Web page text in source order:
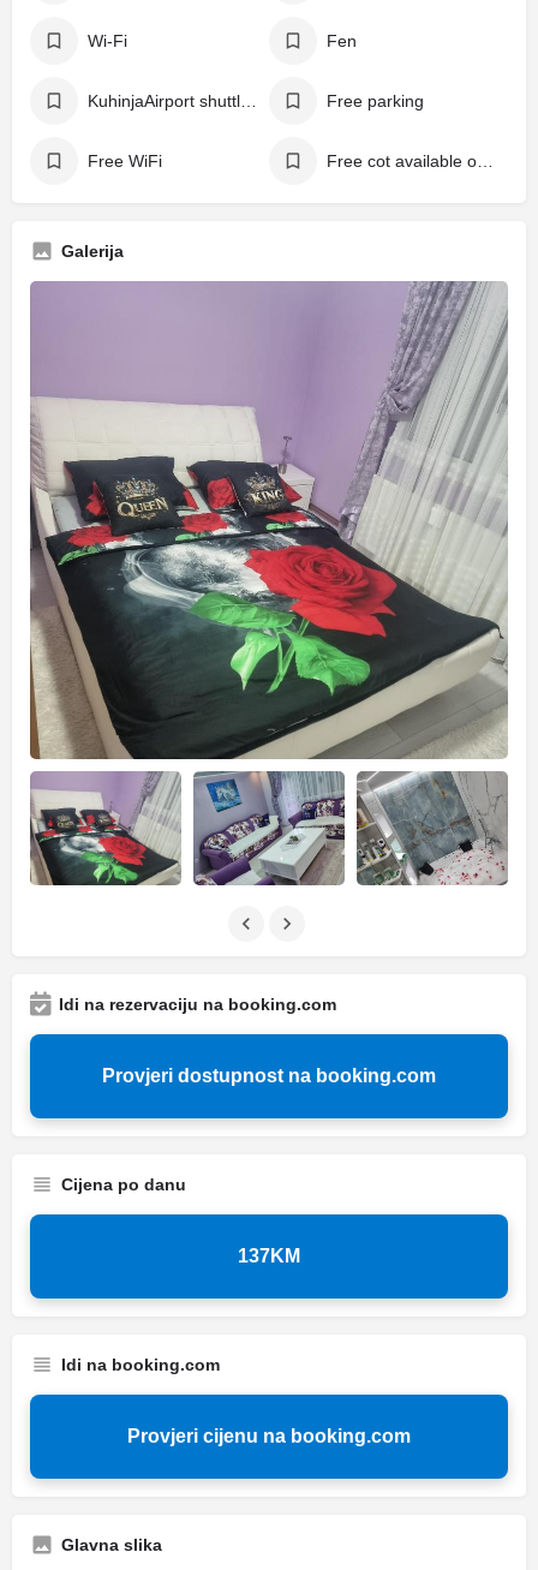
Wi-Fi Fen
Free parking
Free WiFi
Galerija
Idi na rezervaciju na booking.com
Provjeri dostupnost na booking.com
Cijena po danu
137KM
Idi na booking.com
Provjeri cijenu na booking.com
Glavna slika